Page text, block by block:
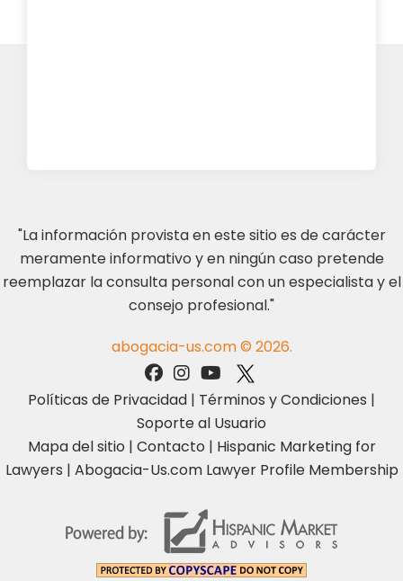
"La información provista en este sitio es de carácter
meramente informativo y en ningún caso pretende
reemplazar la consulta personal con un especialista y el
consejo profesional."
abogacia-us.com © 2026.
Políticas de Privacidad | Términos y Condiciones |
Soporte al Usuario
Mapa del sitio | Contacto | Hispanic Marketing for
Lawyers | Abogacia-Us.com Lawyer Profile Membership